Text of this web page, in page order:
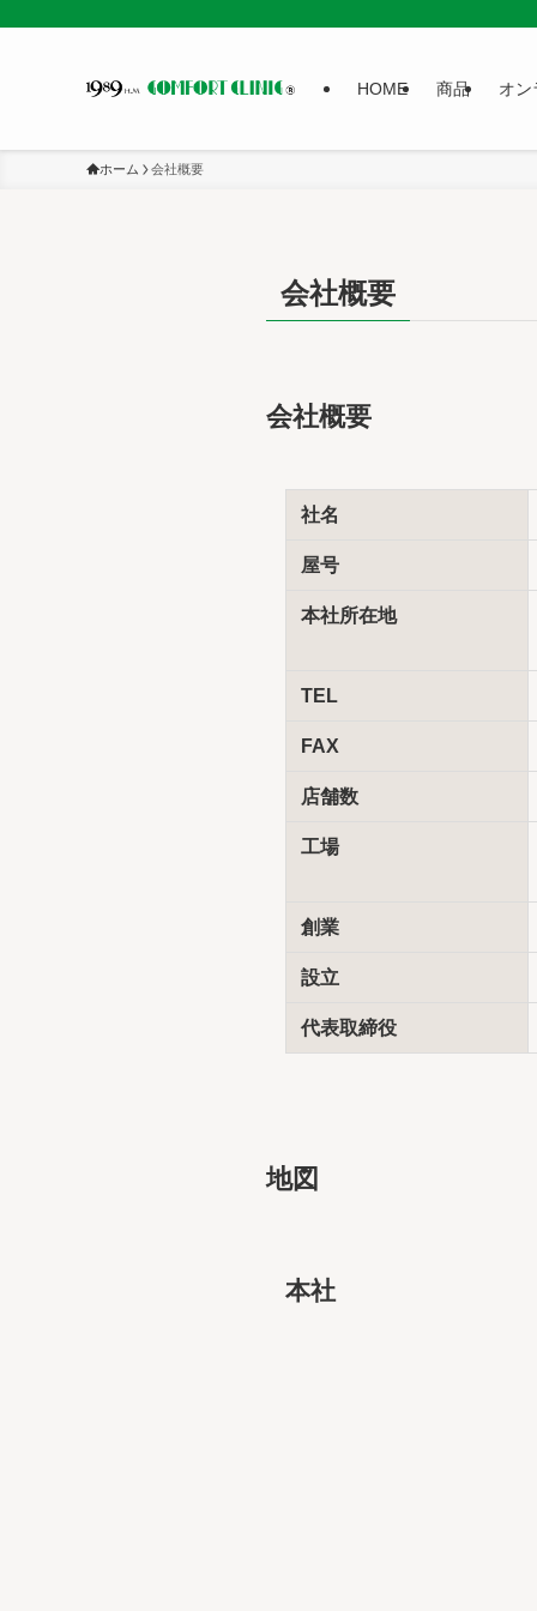
HOME 商品 オン
ホーム 会社概要
会社概要
会社概要
社名
屋号
本社所在地
TEL
FAX
店舗数
工場
創業
設立
代表取締役
地図
本社